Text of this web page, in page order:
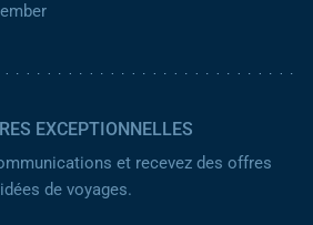
EXCEPTIONNELLES
et recevez des offres
de voyages.